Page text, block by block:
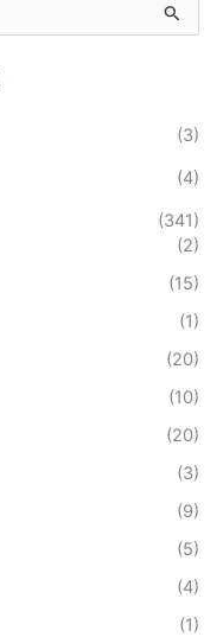
(3)
(4)
(341)
(2)
(15)
(1)
(20)
(10)
(20)
(3)
(9)
(5)
(4)
(1)